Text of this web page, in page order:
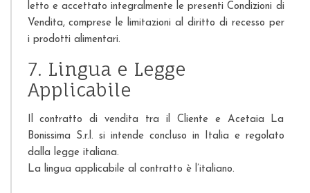
letto e accettato integralmente le presenti Condizioni di
Vendita, comprese le limitazioni al diritto di recesso per
i prodotti alimentari.
7. Lingua e Legge
Applicabile
Il contratto di vendita tra il Cliente e Acetaia La
Bonissima S.r.l. si intende concluso in Italia e regolato
dalla legge italiana.
La lingua applicabile al contratto è l’italiano.